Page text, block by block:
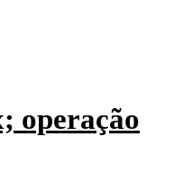
operação